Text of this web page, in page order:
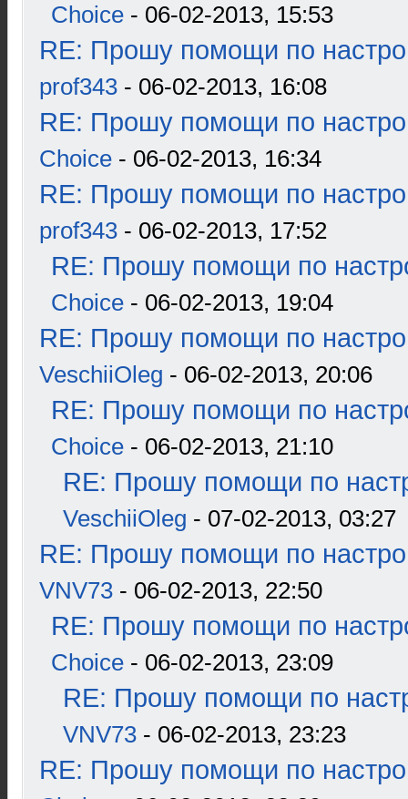
Choice - 06-02-2013, 15:53
RE: Прошу помощи по
prof343 - 06-02-2013, 16:08
RE: Прошу помощи по
Choice - 06-02-2013, 16:34
RE: Прошу помощи по
prof343 - 06-02-2013, 17:52
RE: Прошу помощи по
Choice - 06-02-2013, 19:04
RE: Прошу помощи по
VeschiiOleg - 06-02-2013, 20:06
RE: Прошу помощи по
Choice - 06-02-2013, 21:10
RE: Прошу помощи по
VeschiiOleg - 07-02-2013, 03:27
RE: Прошу помощи по
VNV73 - 06-02-2013, 22:50
RE: Прошу помощи по
Choice - 06-02-2013, 23:09
RE: Прошу помощи по
VNV73 - 06-02-2013, 23:23
RE: Прошу помощи по